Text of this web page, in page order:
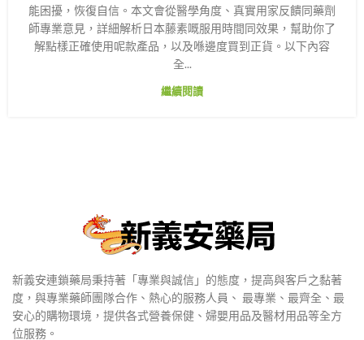
能困擾，恢復自信。本文會從醫學角度、真實用家反饋同藥劑
師專業意見，詳細解析日本藤素嘅服用時間同效果，幫助你了
解點樣正確使用呢款產品，以及喺邊度買到正貨。以下內容
全...
繼續閱讀
新義安連鎖藥局秉持著「專業與誠信」的態度，提高與客戶之黏著
度，與專業藥師團隊合作、熱心的服務人員、 最專業、最齊全、最
安心的購物環境，提供各式營養保健、婦嬰用品及醫材用品等全方
位服務。